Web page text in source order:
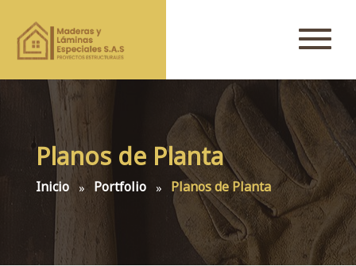
Planos de Planta
Inicio Portfolio Planos de Planta